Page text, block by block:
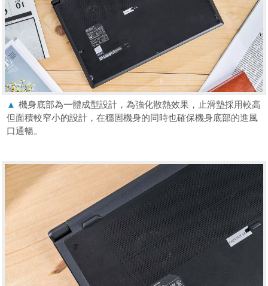
▲ 機身底部為一體成型設計，為強化散熱效果，止滑墊採用較高
但面積較窄小的設計，在穩固機身的同時也確保機身底部的進風
口通暢。